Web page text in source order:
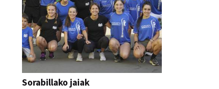
Sorabillako jaiak